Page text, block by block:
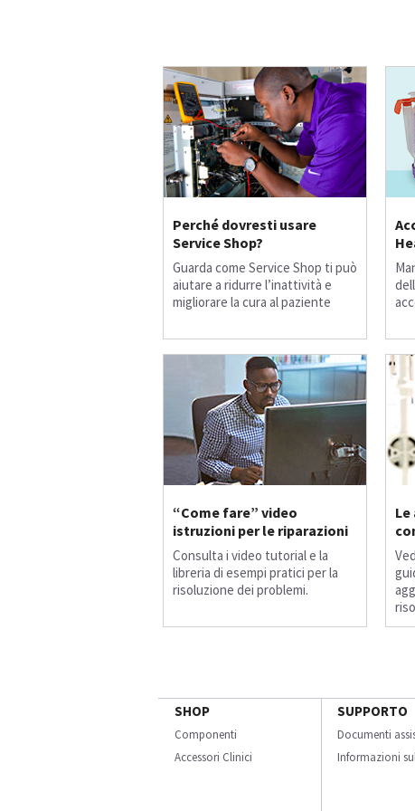
Perché dovresti usare
Service Shop?
Guarda come Service Shop ti può
aiutare a ridurre l’inattività e
migliorare la cura al paziente
“Come fare” video
istruzioni per le riparazioni
Consulta i video tutorial e la
libreria di esempi pratici per la
risoluzione dei problemi.
Le
SHOP
Componenti
Accessori Clinici
SUPPORTO
Documenti
Informazioni